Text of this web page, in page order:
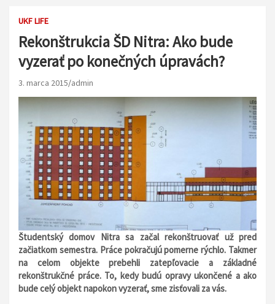
UKF LIFE
Rekonštrukcia ŠD Nitra: Ako bude
vyzerať po konečných úpravách?
3. marca 2015 admin
Študentský domov Nitra sa začal rekonštruovať už pred
začiatkom semestra. Práce pokračujú pomerne rýchlo. Takmer
na celom objekte prebehli zatepľovacie a základné
rekonštrukčné práce. To, kedy budú opravy ukončené a ako
bude celý objekt napokon vyzerať, sme zisťovali za vás.